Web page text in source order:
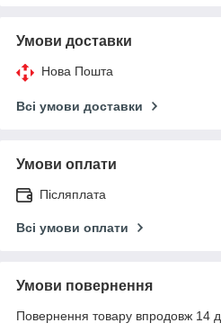
Умови доставки
Нова Пошта
Всі умови доставки
Умови оплати
Післяплата
Всі умови оплати
Умови повернення
Повернення товару впродовж 14